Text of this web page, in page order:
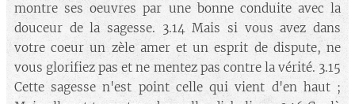
montre ses oeuvres par une bonne conduite avec la
douceur de la sagesse. 3.14 Mais si vous avez dans
votre coeur un zèle amer et un esprit de dispute, ne
vous glorifiez pas et ne mentez pas contre la vérité. 3.15
Cette sagesse n'est point celle qui vient d'en haut ;